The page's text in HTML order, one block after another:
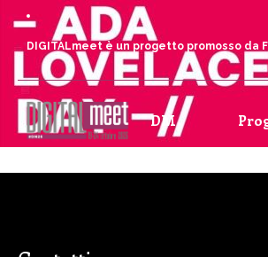
DIGITALmeet è un progetto promosso da
DM